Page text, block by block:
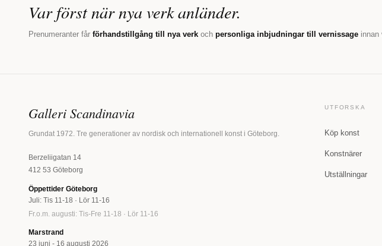
Var först när nya verk anländer.
Prenumeranter får förhandstillgång till nya verk och personliga inbjudningar till vernissage innan
Galleri Scandinavia
Grundat 1972. Tre generationer av nordisk och internationell konst i Göteborg.
Berzeliigatan 14
412 53 Göteborg
Öppettider Göteborg
Juli: Tis 11-18 · Lör 11-16
Fr.o.m. augusti: Tis-Fre 11-18 · Lör 11-16
Marstrand
23 juni - 16 augusti 2026
UTFORSKA
Köp konst
Konstnärer
Utställningar